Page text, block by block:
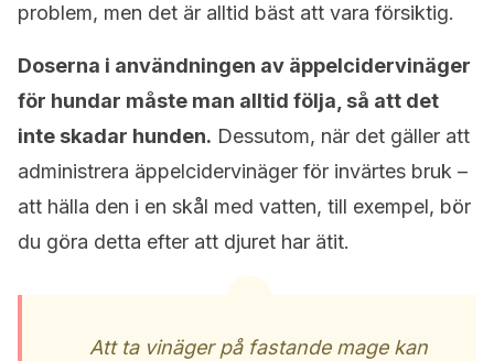
problem, men det är alltid bäst att vara försiktig.
Doserna i användningen av äppelcidervinäger
för hundar måste man alltid följa , så att det
inte skadar hunden. Dessutom, när det gäller att
administrera äppelcidervinäger för invärtes bruk –
att hälla den i en skål med vatten, till exempel, bör
du göra detta efter att djuret har ätit.
Att ta vinäger på fastande mage kan